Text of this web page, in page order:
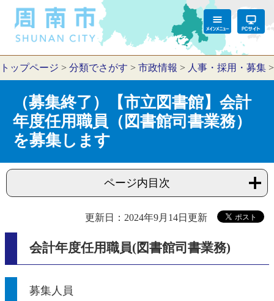
トップページ > 分類でさがす > 市政情報 > 人事・採用・募集
（募集終了）【市立図書館】会計
年度任用職員（図書館司書業務）
を募集します
ページ内目次
更新日：2024年9月14日更新
会計年度任用職員(図書館司書業務)
募集人員